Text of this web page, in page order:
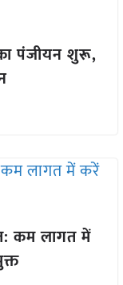
पंजीयन शुरू,
कम लागत में